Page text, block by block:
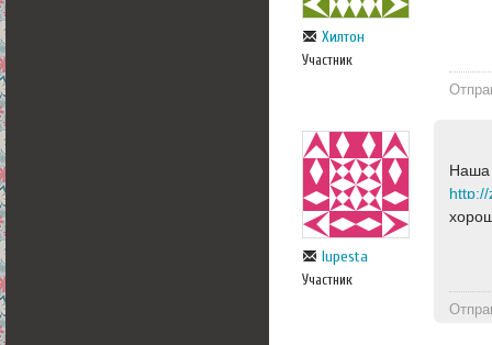
Хилтон
Участник
lupesta
Участник
Наша